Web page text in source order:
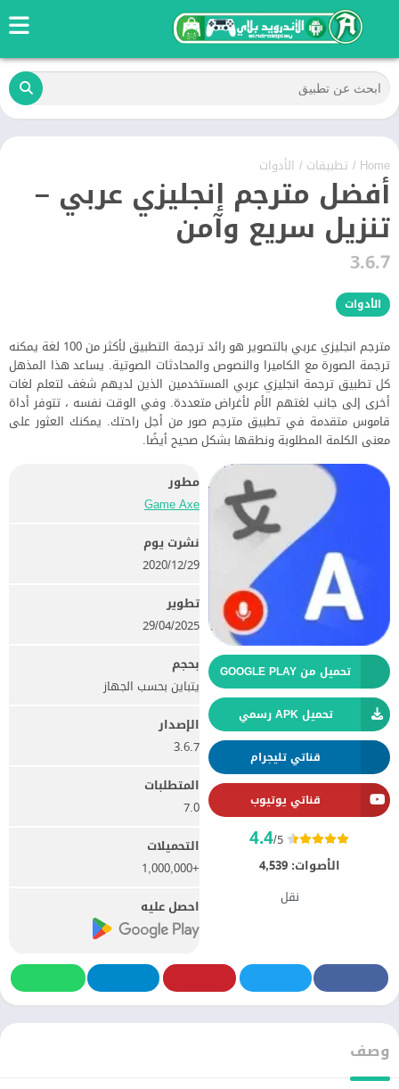
Home
/ تطبيقات / الأدوات
أفضل مترجم إنجليزي عربي –
تنزيل سريع وآمن
3.6.7
الأدوات
مترجم انجليزي عربي بالتصوير هو رائد ترجمة التطبيق لأكثر من 100 لغة يمكنه
ترجمة الصورة مع الكاميرا والنصوص والمحادثات الصوتية. يساعد هذا المذهل
كل تطبيق ترجمة انجليزي عربي المستخدمين الذين لديهم شغف لتعلم لغات
أخرى إلى جانب لغتهم الأم لأغراض متعددة. وفي الوقت نفسه ، تتوفر أداة
قاموس متقدمة في تطبيق مترجم صور من أجل راحتك. يمكنك العثور على
معنى الكلمة المطلوبة ونطقها بشكل صحيح أيضًا.
تحميل من GOOGLE PLAY
تحميل APK رسمي
قناتي تليجرام
قناتي يوتيوب
4.4/5
الأصوات:4,539
نقل
مطور
Game Axe‏
نشرت يوم
29‏/12‏/2020
تطوير
29/04/2025
بحجم
يتباين بحسب الجهاز
الإصدار
3.6.7
المتطلبات
7.0
التحميلات
+1,000,000
احصل عليه
وصف